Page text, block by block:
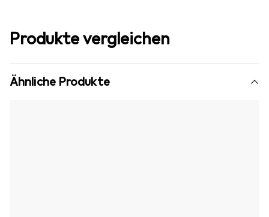
Produkte vergleichen
Ähnliche Produkte